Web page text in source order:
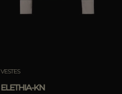
VESTES
ELETHIA-KN